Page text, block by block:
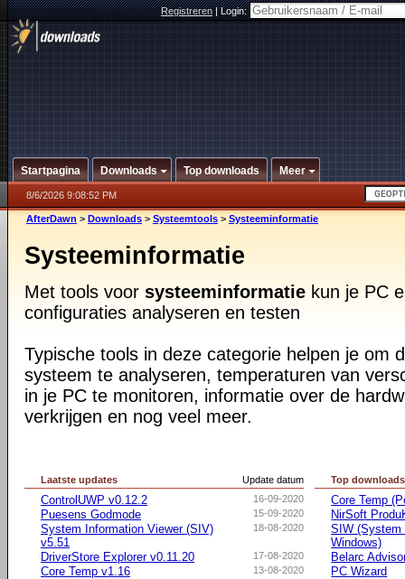
Registreren|Login:
Startpagina Downloads Top downloads Meer
8/6/2026 9:08:52 PM
AfterDawn > Downloads > Systeemtools > Systeeminformatie
Systeeminformatie
Met tools voor systeeminformatie kun je PC
configuraties analyseren en testen
Typische tools in deze categorie helpen je om
systeem te analyseren, temperaturen van
in je PC te monitoren, informatie over de
verkrijgen en nog veel meer.
Update datum
Laatste updates
16-09-2020
ControlUWP v0.12.2
15-09-2020
Puesens Godmode
18-08-2020
System Information Viewer (SIV)
v5.51
17-08-2020
DriverStore Explorer v0.11.20
13-08-2020
Core Temp v1.16
Top downloads
Core Temp
NirSoft
SIW (System
Windows)
Belarc
PC Wizard